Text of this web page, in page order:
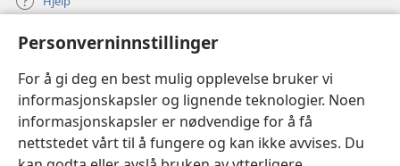
Personverninnstillinger
For å gi deg en best mulig opplevelse bruker vi
informasjonskapsler og lignende teknologier. Noen
informasjonskapsler er nødvendige for å få
nettstedet vårt til å fungere og kan ikke avvises. Du
Bidrag
(åpner
nytt
vindu)Watchtower ONLINE LIBRARY™
(åpner
nytt
vindu) JW Hub ®
(åpner
nytt